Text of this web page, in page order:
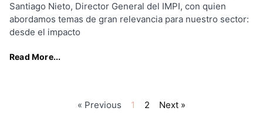
Santiago Nieto, Director General del IMPI, con quien
abordamos temas de gran relevancia para nuestro sector:
desde el impacto
Read More...
« Previous 1 2 Next »